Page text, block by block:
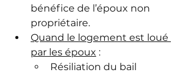
bénéfice de l’époux non
propriétaire.
Quand le logement est loué
par les époux :
Résiliation du bail